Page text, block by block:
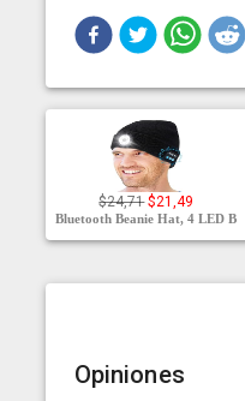
$24,71 $21,49
Bluetooth Beanie Hat, 4 LED B
Opiniones